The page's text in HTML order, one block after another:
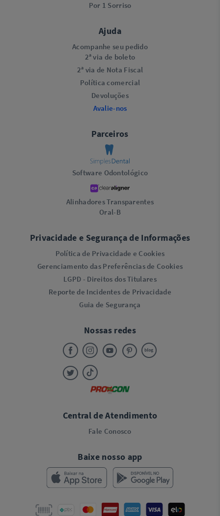
Por 1 Sorriso
Ajuda
Acompanhe seu pedido
2ª via de boleto
2ª via de Nota Fiscal
Política comercial
Devoluções
Avalie-nos
Parceiros
Software Odontológico
Alinhadores Transparentes
Oral-B
Privacidade e Segurança de Informações
Política de Privacidade e Cookies
Gerenciamento das Preferências de Cookies
LGPD - Direitos dos Titulares
Reporte de Incidentes de Privacidade
Guia de Segurança
Nossas redes
Central de Atendimento
Fale Conosco
Baixe nosso app